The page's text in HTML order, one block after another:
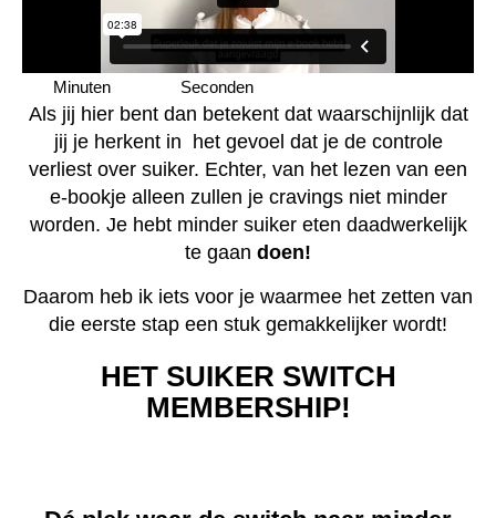
Minuten Seconden
Als jij hier bent dan betekent dat waarschijnlijk dat
jij je herkent in het gevoel dat je de controle
verliest over suiker. Echter, van het lezen van een
e-bookje alleen zullen je cravings niet minder
worden. Je hebt minder suiker eten daadwerkelijk
te gaan doen!
Daarom heb ik iets voor je waarmee het zetten van
die eerste stap een stuk gemakkelijker wordt!
HET SUIKER SWITCH
MEMBERSHIP!